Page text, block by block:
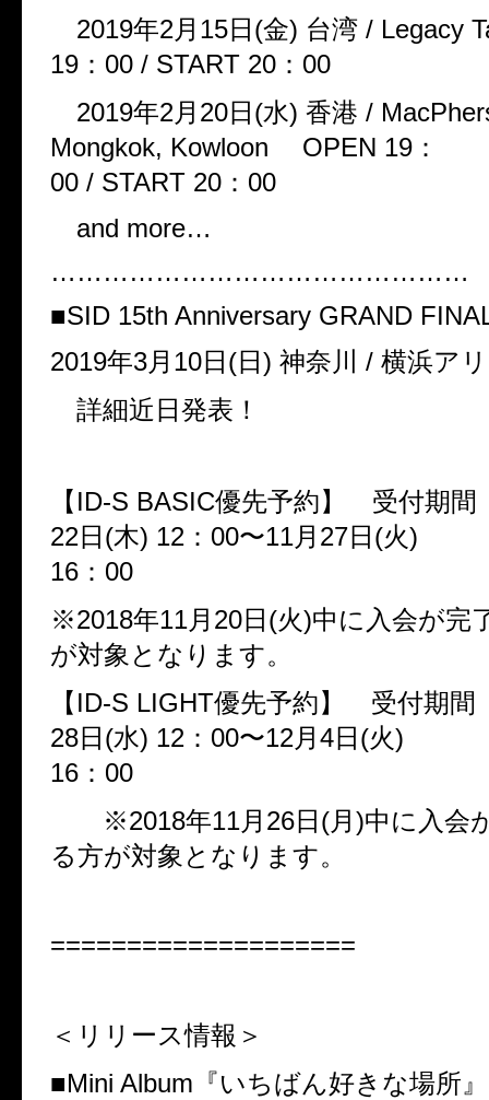
2019年2月15日(金) 台湾 / Legacy
19：00 / START 20：00
2019年2月20日(水) 香港 /
Mongkok, Kowloon OPEN 19：
00 / START 20：00
and more…
…………………………………………
■SID 15th Anniversary GRAND
2019年3月10日(日) 神奈川 / 横浜ア
詳細近日発表！
【ID-S BASIC優先予約】 受付期
22日(木) 12：00〜11月27日(火)
16：00
※2018年11月20日(火)中に入会が完
が対象となります。
【ID-S LIGHT優先予約】 受付期
28日(水) 12：00〜12月4日(火)
16：00
※2018年11月26日(月)中に入会
る方が対象となります。
====================
＜リリース情報＞
■Mini Album『いちばん好きな場所